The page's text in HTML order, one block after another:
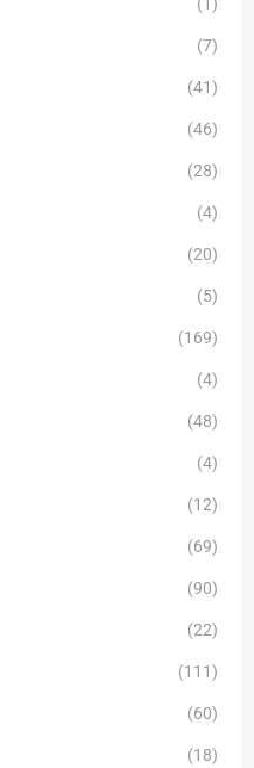
(7)
(41)
(46)
(28)
(4)
(20)
(5)
(169)
(4)
(48)
(4)
(12)
(69)
(90)
(22)
(111)
(60)
(18)